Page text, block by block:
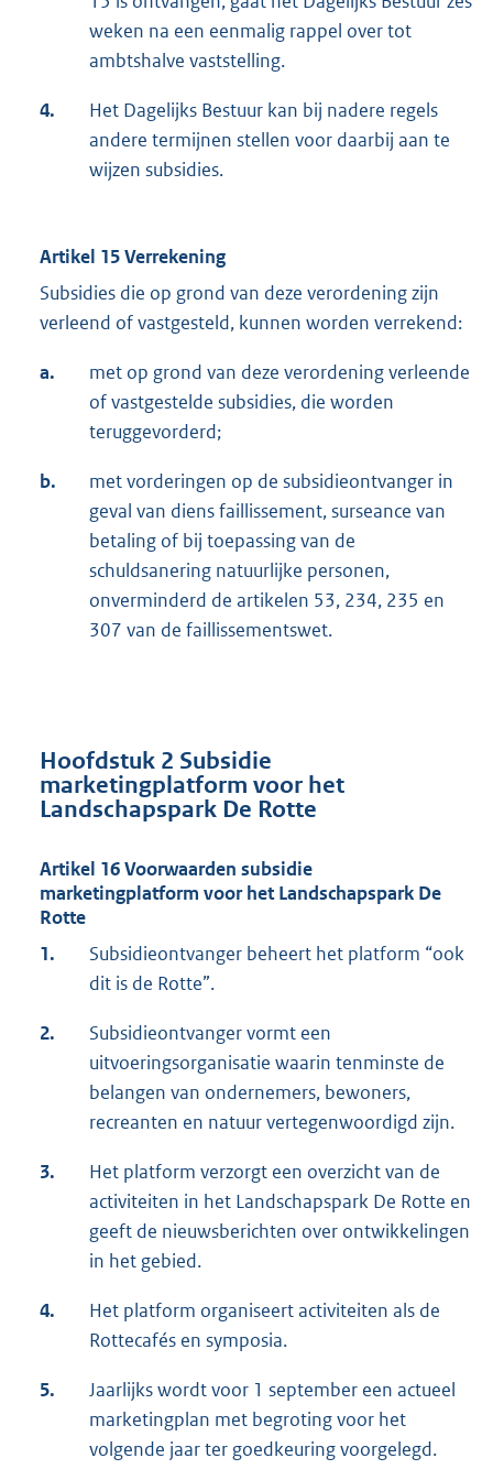
weken na een eenmalig rappel over tot
ambtshalve vaststelling.
4.
Het Dagelijks Bestuur kan bij nadere regels
andere termijnen stellen voor daarbij aan te
wijzen subsidies.
Artikel 15 Verrekening
Subsidies die op grond van deze verordening zijn
verleend of vastgesteld, kunnen worden verrekend:
a.
met op grond van deze verordening verleende
of vastgestelde subsidies, die worden
teruggevorderd;
b.
met vorderingen op de subsidieontvanger in
geval van diens faillissement, surseance van
betaling of bij toepassing van de
schuldsanering natuurlijke personen,
onverminderd de artikelen 53, 234, 235 en
307 van de faillissementswet.
Hoofdstuk 2 Subsidie
marketingplatform voor het
Landschapspark De Rotte
Artikel 16 Voorwaarden subsidie
marketingplatform voor het Landschapspark De
Rotte
1.
Subsidieontvanger beheert het platform “ook
dit is de Rotte”.
2.
Subsidieontvanger vormt een
uitvoeringsorganisatie waarin tenminste de
belangen van ondernemers, bewoners,
recreanten en natuur vertegenwoordigd zijn.
3.
Het platform verzorgt een overzicht van de
activiteiten in het Landschapspark De Rotte en
geeft de nieuwsberichten over ontwikkelingen
in het gebied.
4.
Het platform organiseert activiteiten als de
Rottecafés en symposia.
5.
Jaarlijks wordt voor 1 september een actueel
marketingplan met begroting voor het
volgende jaar ter goedkeuring voorgelegd.